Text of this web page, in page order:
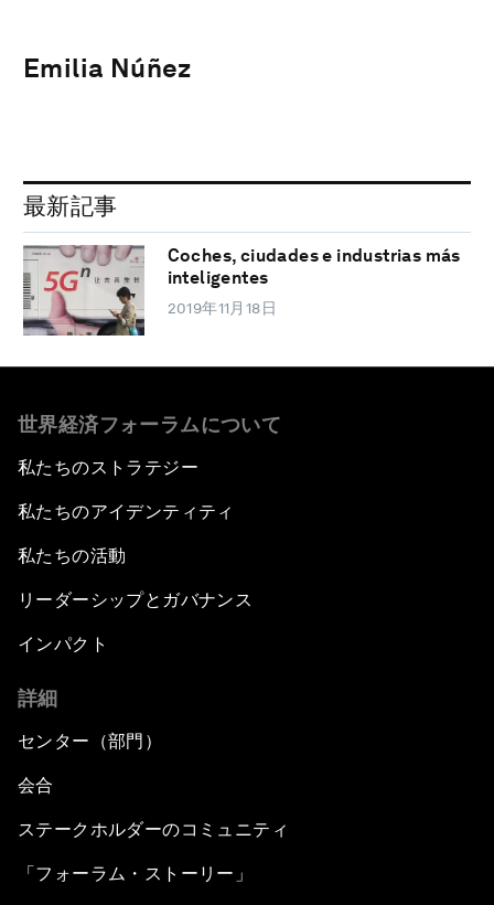
Emilia Núñez
最新記事
Coches, ciudades e industrias más
inteligentes
2019年11月18日
世界経済フォーラムについて
私たちのストラテジー
私たちのアイデンティティ
私たちの活動
リーダーシップとガバナンス
インパクト
詳細
センター（部門）
会合
ステークホルダーのコミュニティ
「フォーラム・ストーリー」